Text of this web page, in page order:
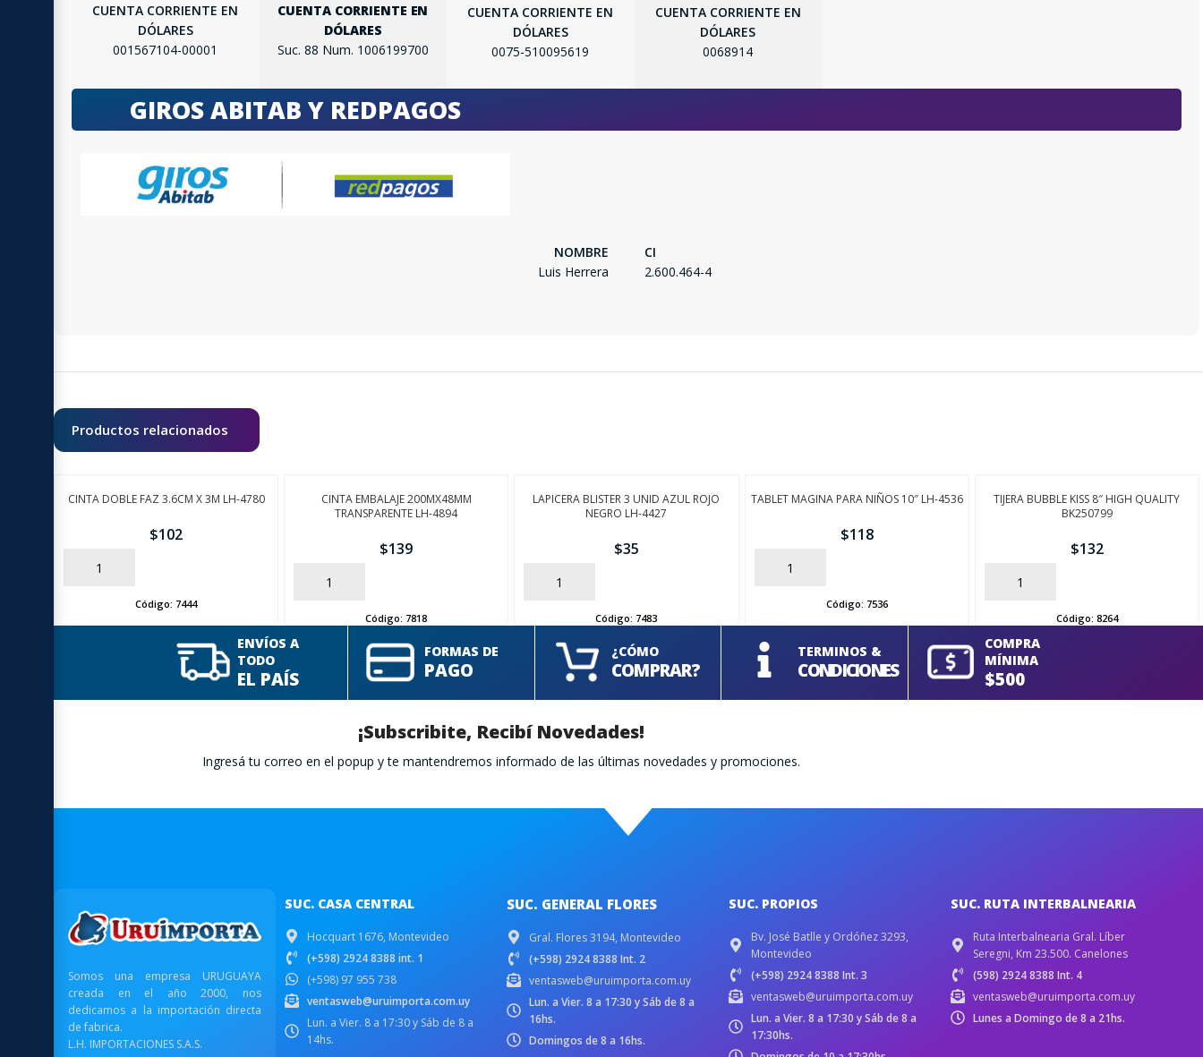
CUENTA CORRIENTE EN
DÓLARES
001567104-00001
CUENTA CORRIENTE EN
DÓLARES
Suc. 88 Num. 1006199700
CUENTA CORRIENTE EN
DÓLARES
0075-510095619
CUENTA CORRIENTE EN
DÓLARES
0068914
GIROS ABITAB Y REDPAGOS
NOMBRE
Luis Herrera
CI
2.600.464-4
Productos relacionados
CINTA DOBLE FAZ 3.6CM X 3M LH-4780
$102
AÑADIR
Código: 7444
CINTA EMBALAJE 200MX48MM
TRANSPARENTE LH-4894
$139
AÑADIR
Código: 7818
LAPICERA BLISTER 3 UNID AZUL ROJO
NEGRO LH-4427
$35
AÑADIR
Código: 7483
TABLET MAGINA PARA NIÑOS 10″ LH-4536
$118
AÑADIR
Código: 7536
TIJERA BUBBLE KISS 8″ HIGH QUALITY
BK250799
$132
AÑADIR
Código: 8264
ENVÍOS A
TODO
EL PAÍS
FORMAS DE
PAGO
¿CÓMO
COMPRAR?
TERMINOS &
CONDICIONES
COMPRA
MÍNIMA
$500
¡Subscribite, Recibí Novedades!
Ingresá tu correo en el popup y te mantendremos informado de las últimas novedades y promociones.
Somos una empresa URUGUAYA
creada en el año 2000, nos
dedicamos a la importación directa
de fabrica.
L.H. IMPORTACIONES S.A.S.
SUC. CASA CENTRAL
Hocquart 1676, Montevideo
(+598) 2924 8388 int. 1
(+598) 97 955 738
ventasweb@uruimporta.com.uy
Lun. a Vier. 8 a 17:30 y Sáb de 8 a
14hs.
SUC. GENERAL FLORES
Gral. Flores 3194, Montevideo
(+598) 2924 8388 Int. 2
ventasweb@uruimporta.com.uy
Lun. a Vier. 8 a 17:30 y Sáb de 8 a
16hs.
Domingos de 8 a 16hs.
SUC. PROPIOS
Bv. José Batlle y Ordóñez 3293,
Montevideo
(+598) 2924 8388 Int. 3
ventasweb@uruimporta.com.uy
Lun. a Vier. 8 a 17:30 y Sáb de 8 a
17:30hs.
SUC. RUTA INTERBALNEARIA
Ruta Interbalnearia Gral. Líber
Seregni, Km 23.500. Canelones
(598) 2924 8388 Int. 4
ventasweb@uruimporta.com.uy
Lunes a Domingo de 8 a 21hs.
FINALIZÁ TU COMPRA